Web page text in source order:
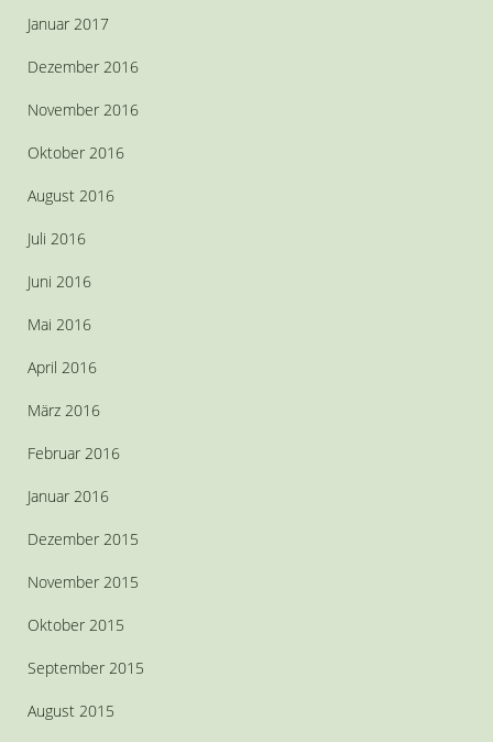
Januar 2017
Dezember 2016
November 2016
Oktober 2016
August 2016
Juli 2016
Juni 2016
Mai 2016
April 2016
März 2016
Februar 2016
Januar 2016
Dezember 2015
November 2015
Oktober 2015
September 2015
August 2015